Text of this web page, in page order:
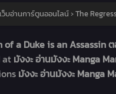
ว็บอ่านการ์ตูนออนไลน์›The
of a Duke is an Assassin ต
at มังงะ อ่านมังงะ Manga
มังงะ อ่านมังงะ Manga